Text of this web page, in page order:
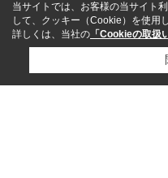
当サイトでは、お客様の当サイト
して、クッキー（Cookie）を使用
詳しくは、当社の 「Cookieの取扱